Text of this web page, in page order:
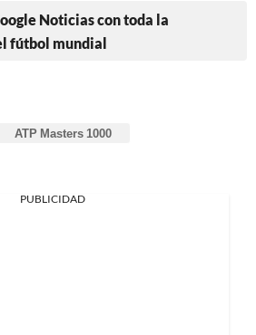
Noticias con toda la
fútbol mundial
ATP Masters 1000
PUBLICIDAD